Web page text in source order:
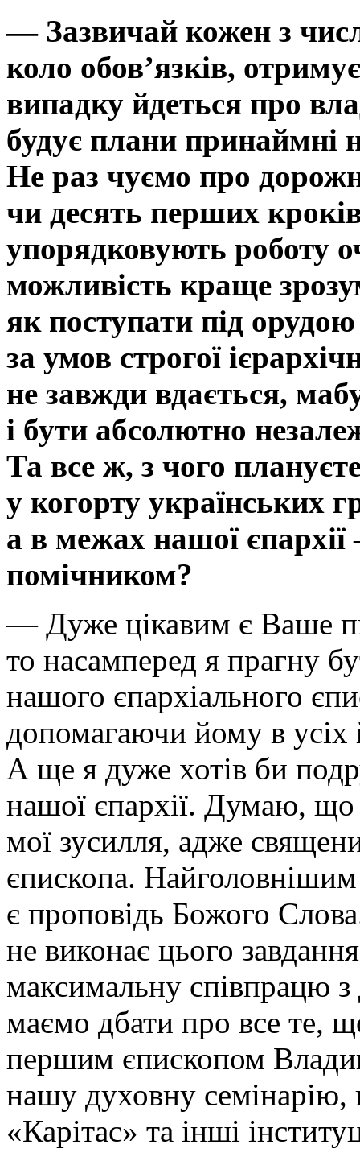
— Зазвичай кожен з
коло обов’язків,
випадку йдеться про
будує плани принаймні
Не раз чуємо про
чи десять перших
упорядковують роботу
можливість краще
як поступати під
за умов строгої
не завжди вдається,
і бути абсолютно
Та все ж, з чого
у когорту українських
а в межах нашої
помічником?
— Дуже цікавим є Ваше
то насамперед я прагну
нашого єпархіального
допомагаючи йому в
А ще я дуже хотів би
нашої єпархії. Думаю, що
мої зусилля, адже
єпископа.
є проповідь Божого
не виконає цього
максимальну співпрацю
маємо дбати про все те,
першим єпископом
нашу духовну семінарію,
«Карітас» та інші